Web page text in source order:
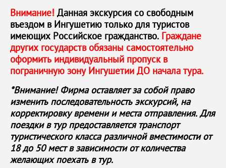
Внимание! Данная экскурсия со свободным
въездом в Ингушетию только для туристов
имеющих Российское гражданство. Граждане
других государств обязаны самостоятельно
оформить индивидуальный пропуск в
пограничную зону Ингушетии ДО начала тура.
*Внимание! Фирма оставляет за собой право
изменить последовательность экскурсий, на
корректировку времени и места отправления. Для
поездки в тур предоставляется транспорт
туристического класса различной вместимости от
18 до 50 мест в зависимости от количества
желающих поехать в тур.